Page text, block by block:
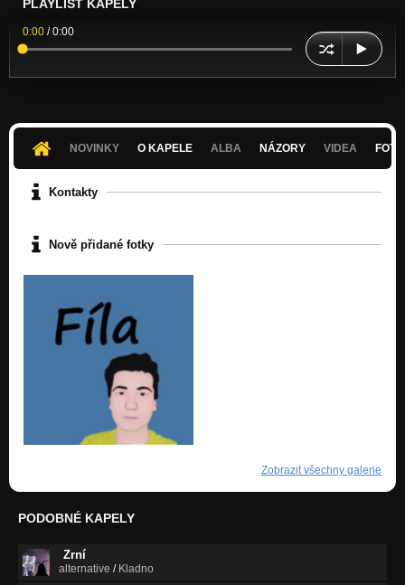
PLAYLIST KAPELY
0:00 /0:00
NOVINKY O KAPELE ALBA NÁZORY VIDEA
Kontakty
Nově přidané fotky
Zobrazit všechny galerie
PODOBNÉ KAPELY
Zrní
alternative / Kladno